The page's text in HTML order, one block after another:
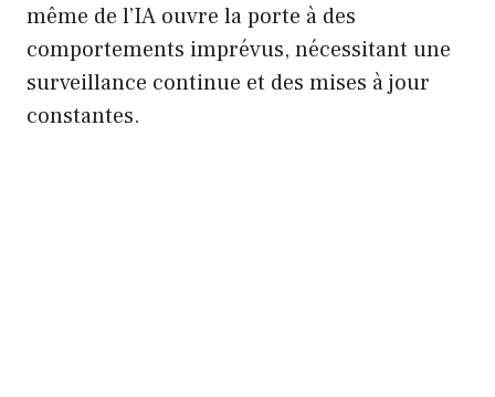
même de l’IA ouvre la porte à des
comportements imprévus, nécessitant une
surveillance continue et des mises à jour
constantes.